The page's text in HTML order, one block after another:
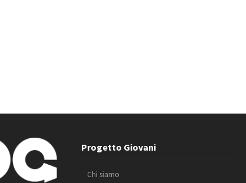
Progetto Giovani
Chi siamo